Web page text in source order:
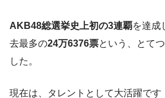
AKB48総選挙史上初の3連覇を達成
去最多の24万6376票という、とて
した。
現在は、タレントとして大活躍です